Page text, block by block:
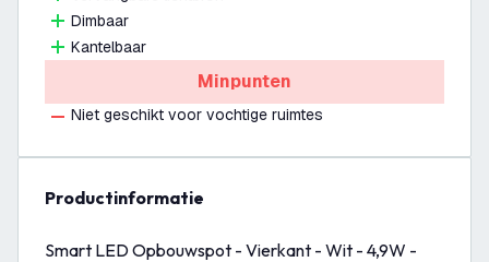
Dimbaar
Kantelbaar
Minpunten
Niet geschikt voor vochtige ruimtes
productinformatie
Smart LED Opbouwspot - Vierkant - Wit - 4,9W -